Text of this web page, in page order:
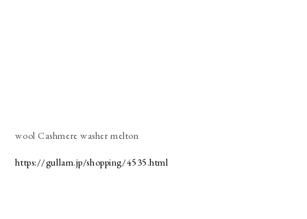
wool Cashmere washer melton
https://gullam.jp/shopping/4535.html